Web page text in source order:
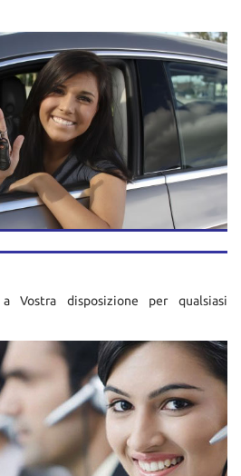
Vostra disposizione per qualsiasi